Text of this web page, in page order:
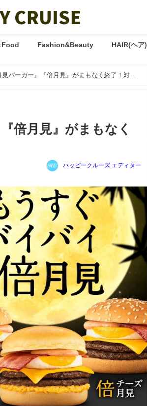
Fashion&Beauty HAIR(ヘア)
バーガー』『倍月見』がまもなく終了！対象
倍月見』がまもなく
ハッピークルーズ エディター